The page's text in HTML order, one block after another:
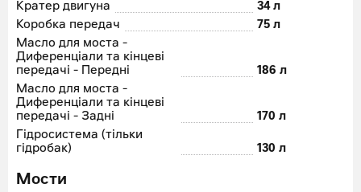
Кратер двигуна
34 л
Коробка передач
75 л
Масло для моста -
Диференціали та кінцеві
передачі - Передні
186 л
Масло для моста -
Диференціали та кінцеві
передачі - Задні
170 л
Гідросистема (тільки
гідробак)
130 л
Мости